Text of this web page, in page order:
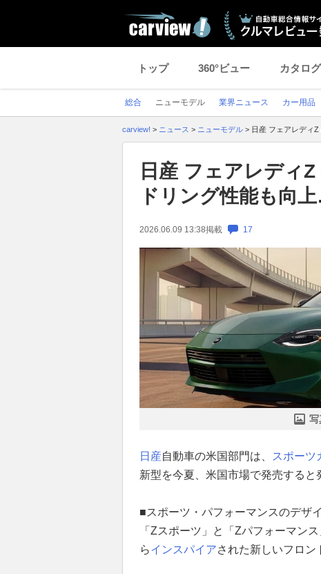
トップ 360°ビュー カタログ
総合 ニューモデル 業界ニュース カー用品
carview! > ニュース > ニューモデル > 日産 フェアレディ
日産 フェアレディ
ドリング性能も向
2026.06.09 13:38掲載 17
写
日産自動車の米国部門は、 スポーツ
新型を今夏、米国市場で発売すると
■スポーツ・パフォーマンスのデザ
「Zスポーツ」と「Zパフォーマン
らインスパイアされた新しいフロン